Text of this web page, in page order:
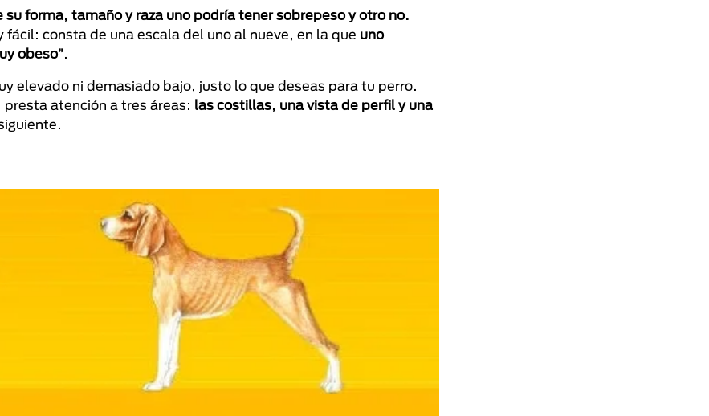
forma, tamaño y raza uno podría tener sobrepeso y otro no.
consta de una escala del uno al nueve, en la que uno
obeso”.
elevado ni demasiado bajo, justo lo que deseas para tu perro.
atención a tres áreas: las costillas, una vista de perfil y una